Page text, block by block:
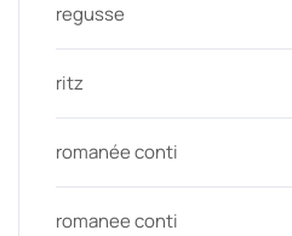
regusse
ritz
romanée conti
romanee conti